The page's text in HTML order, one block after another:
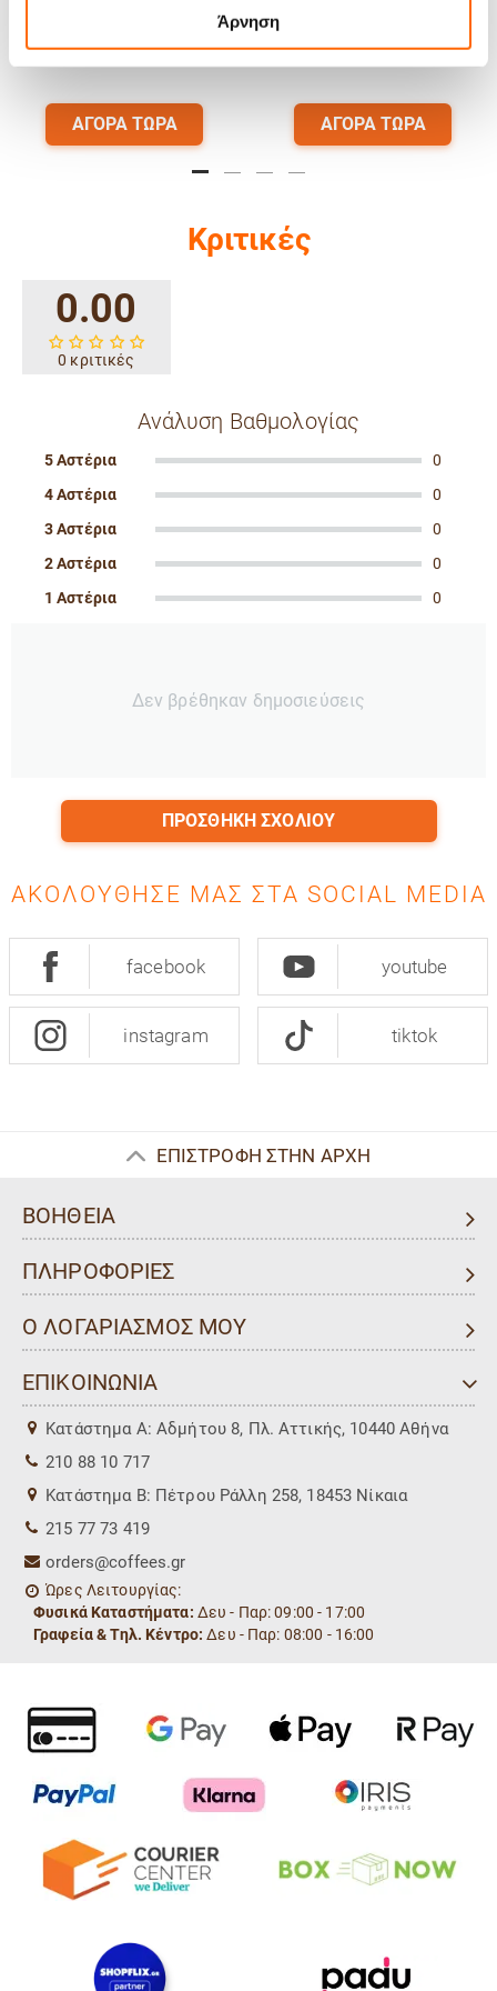
Άρνηση
ΤΩΡΑ
Διαθέσιμο
ΑΓΟΡΑ ΤΩΡΑ
Κριτικές
0.00
0 κριτικές
Ανάλυση Βαθμολογίας
5 Αστέρια
0
4 Αστέρια
0
3 Αστέρια
0
2 Αστέρια
0
1 Αστέρια
0
Δεν βρέθηκαν δημοσιεύσεις
ΠΡΟΣΘΉΚΗ ΣΧΟΛΊΟΥ
ΑΚΟΛΟΎΘΗΣΈ ΜΑΣ ΣΤΑ SOCIAL MEDIA
facebook youtube
instagram tiktok
ΕΠΙΣΤΡΟΦΗ ΣΤΗΝ ΑΡΧΗ
ΒΟΗΘΕΙΑ
ΠΛΗΡΟΦΟΡΙΕΣ
Ο ΛΟΓΑΡΙΑΣΜΟΣ ΜΟΥ
ΕΠΙΚΟΙΝΩΝΙΑ
Kατάστημα Α: Αδμήτου 8, Πλ. Αττικής, 10440 Αθήνα
210 88 10 717
Kατάστημα Β: Πέτρου Ράλλη 258, 18453 Νίκαια
215 77 73 419
orders@coffees.gr
Ώρες Λειτουργίας:
Φυσικά Καταστήματα: Δευ - Παρ: 09:00 - 17:00
Γραφεία & Τηλ. Κέντρο: Δευ - Παρ: 08:00 - 16:00